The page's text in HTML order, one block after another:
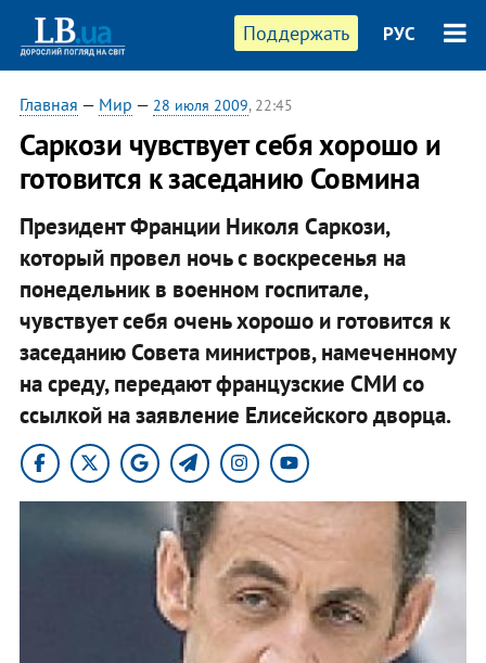
Поддержать РУС
Главная — Мир — 28 июля 2009, 22:45
Саркози чувствует себя хорошо и
готовится к заседанию Совмина
Президент Франции Николя Саркози,
который провел ночь с воскресенья на
понедельник в военном госпитале,
чувствует себя очень хорошо и готовится к
заседанию Совета министров, намеченному
на среду, передают французские СМИ со
ссылкой на заявление Елисейского дворца.